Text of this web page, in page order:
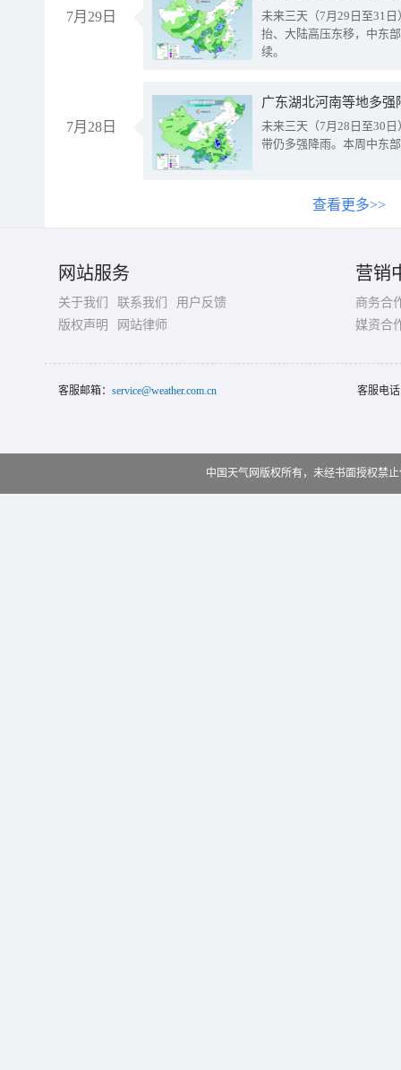
7月29日
未来三天（7月29日至31
抬、大陆高压东移，中东
续。
7月28日
广东湖北河南等地多
未来三天（7月28日至30
带仍多强降雨。本周中东
查看更多>>
网站服务
关于我们 联系我们
用户反馈
版权声明
网站律师
营销
商务合
媒资合
客服邮箱： service@weather.com.cn 客服电
中国天气网版权所有，未经书面授权